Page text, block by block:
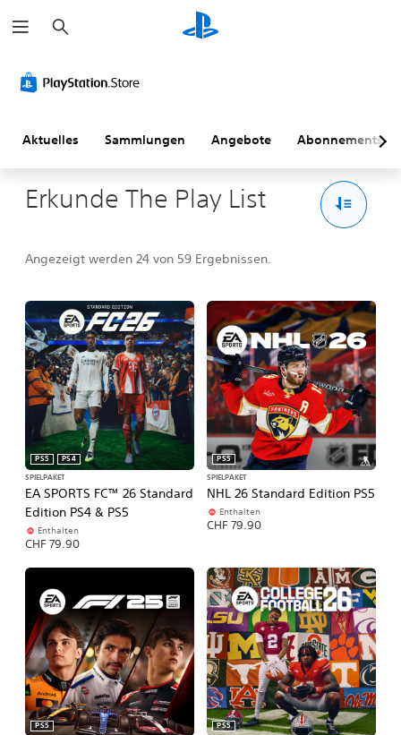
u
c
n
Aktuelles Sammlungen Angebote Abonnements
Erkunde The Play List
Angezeigt werden 24 von 59 Ergebnissen.
EA SPORTS FC™ 26 Standard
Edition PS4 & PS5
PS5
PS4
SPIELPAKET
Enthalten
CHF 79.90
NHL 26 Standard Edition PS5
PS5
SPIELPAKET
Enthalten
CHF 79.90
PS5 PS5